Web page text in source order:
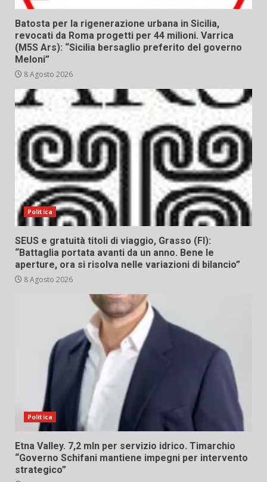
Batosta per la rigenerazione urbana in Sicilia,
revocati da Roma progetti per 44 milioni. Varrica
(M5S Ars): “Sicilia bersaglio preferito del governo
Meloni”
8 Agosto 2026
Politica
SEUS e gratuità titoli di viaggio, Grasso (FI):
“Battaglia portata avanti da un anno. Bene le
aperture, ora si risolva nelle variazioni di bilancio”
8 Agosto 2026
Politica
Etna Valley. 7,2 mln per servizio idrico. Timarchio
“Governo Schifani mantiene impegni per intervento
strategico”